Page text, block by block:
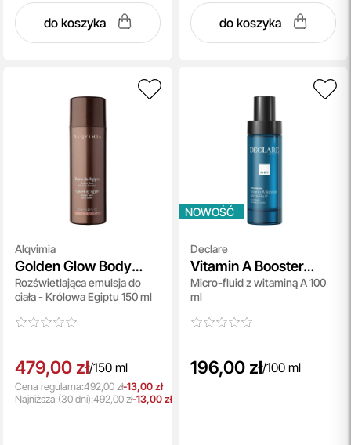
do koszyka do koszyka
Alqvimia
Golden Glow Body
Lotion Queen of Egypt
Rozświetlająca emulsja do
ciała - Królowa Egiptu 150 ml
479,00 zł/150 ml
Cena regularna:492,00 zł-13,00 zł
Najniższa (30 dni):492,00 zł-13,00 zł
NOWOŚĆ
Declare
Vitamin A Booster
Mikro-Fluid
Micro-fluid z witaminą A 100
ml
196,00 zł/100 ml